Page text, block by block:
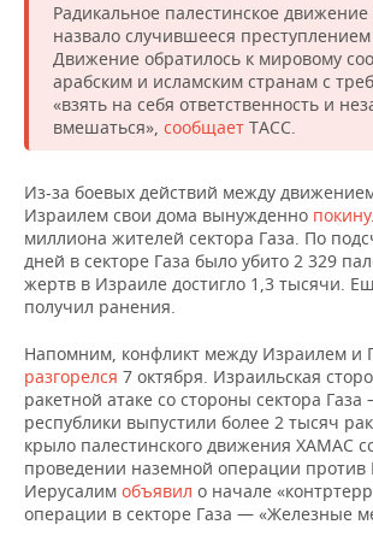
Радикальное палестинское
назвало случившееся
Движение обратилось к мировому
арабским и исламским странам с
«взять на себя ответственность и
вмешаться», сообщает ТАСС.
Из-за боевых действий между
Израилем свои дома вынужденно
миллиона жителей сектора Газа. По
дней в секторе Газа было убито 2 329
жертв в Израиле достигло 1,3 тысячи.
получил ранения.
Напомним, конфликт между Израилем и
разгорелся 7 октября. Израильская
ракетной атаке со стороны сектора
республики выпустили более 2 тысяч
крыло палестинского движения ХАМАС
проведении наземной операции против
Иерусалим объявил о начале
операции в секторе Газа — «Железные